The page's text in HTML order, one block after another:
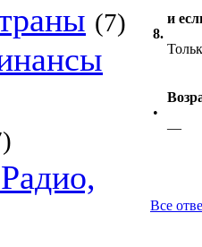
(7) 8.
и
•
—
Все